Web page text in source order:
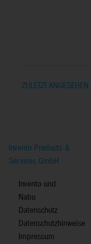
ZULETZT ANGESEHEN
Invento Products &
Services GmbH
Invento und
Nabu
Datenschutz
Datenschutzhinweise
Impressum